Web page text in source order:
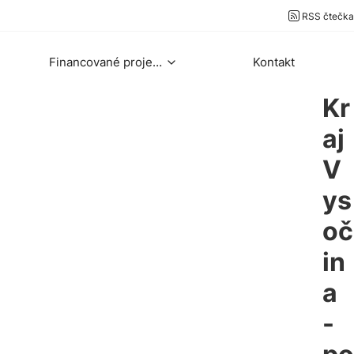
RSS čtečka
Financované projekty Kontakt
Kr
aj
V
ys
oč
in
a
-